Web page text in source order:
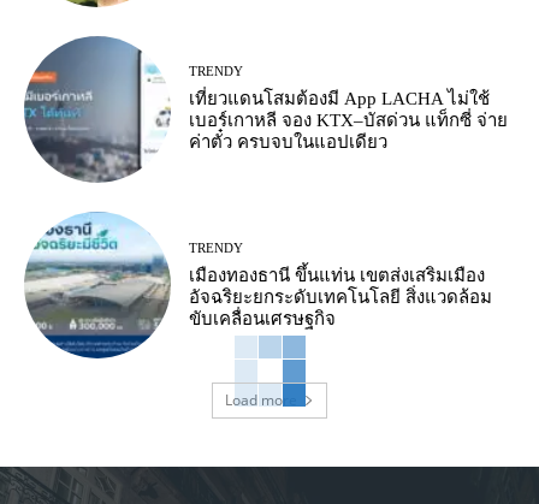
TRENDY
เที่ยวแดนโสมต้องมี App LACHA ไม่ใช้
เบอร์เกาหลี จอง KTX–บัสด่วน แท็กซี่ จ่าย
ค่าตั๋ว ครบจบในแอปเดียว
TRENDY
เมืองทองธานี ขึ้นแท่น เขตส่งเสริมเมือง
อัจฉริยะยกระดับเทคโนโลยี สิ่งแวดล้อม
ขับเคลื่อนเศรษฐกิจ
Load more